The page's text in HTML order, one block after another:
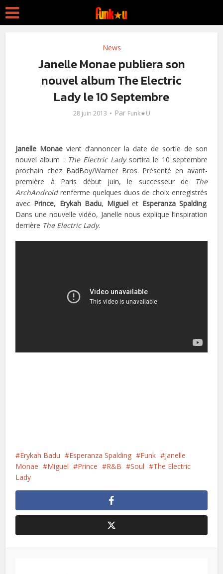
News
Janelle Monae publiera son
nouvel album The Electric
Lady le 10 Septembre
28 juin 2013 Par Funk★U
Janelle Monae vient d’annoncer la date de sortie de son
nouvel album : The Electric Ladysortira le 10 septembre
prochain chez BadBoy/Warner Bros. Présenté en avant-
première à Paris début juin, le successeur de
The
ArchAndroidrenferme quelques duos de choix enregistrés
avec Prince, Erykah Badu, Miguel et Esperanza Spalding.
Dans une nouvelle vidéo, Janelle nous explique l’inspiration
derrière The Electric Lady.
Erykah Badu Esperanza Spalding Funk
Janelle
Monae
Miguel Prince R&B Soul
The Electric
Lady